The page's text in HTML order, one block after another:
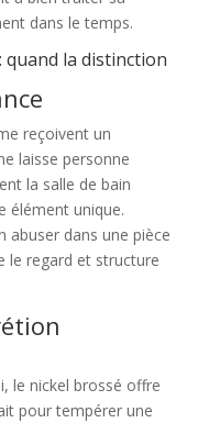
dans le temps.
quand la distinction
reçoivent un
laisse personne
la salle de bain
élément unique.
abuser dans une pièce
le regard et structure
le nickel brossé offre
pour tempérer une